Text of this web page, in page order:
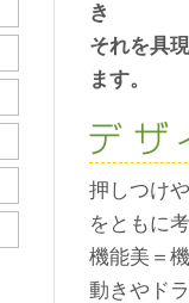
き
それを具
ます。
押しつけ
をともに
機能美＝
動きやド